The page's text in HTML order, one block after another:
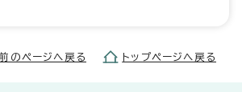
のページへ戻る トップページへ戻る